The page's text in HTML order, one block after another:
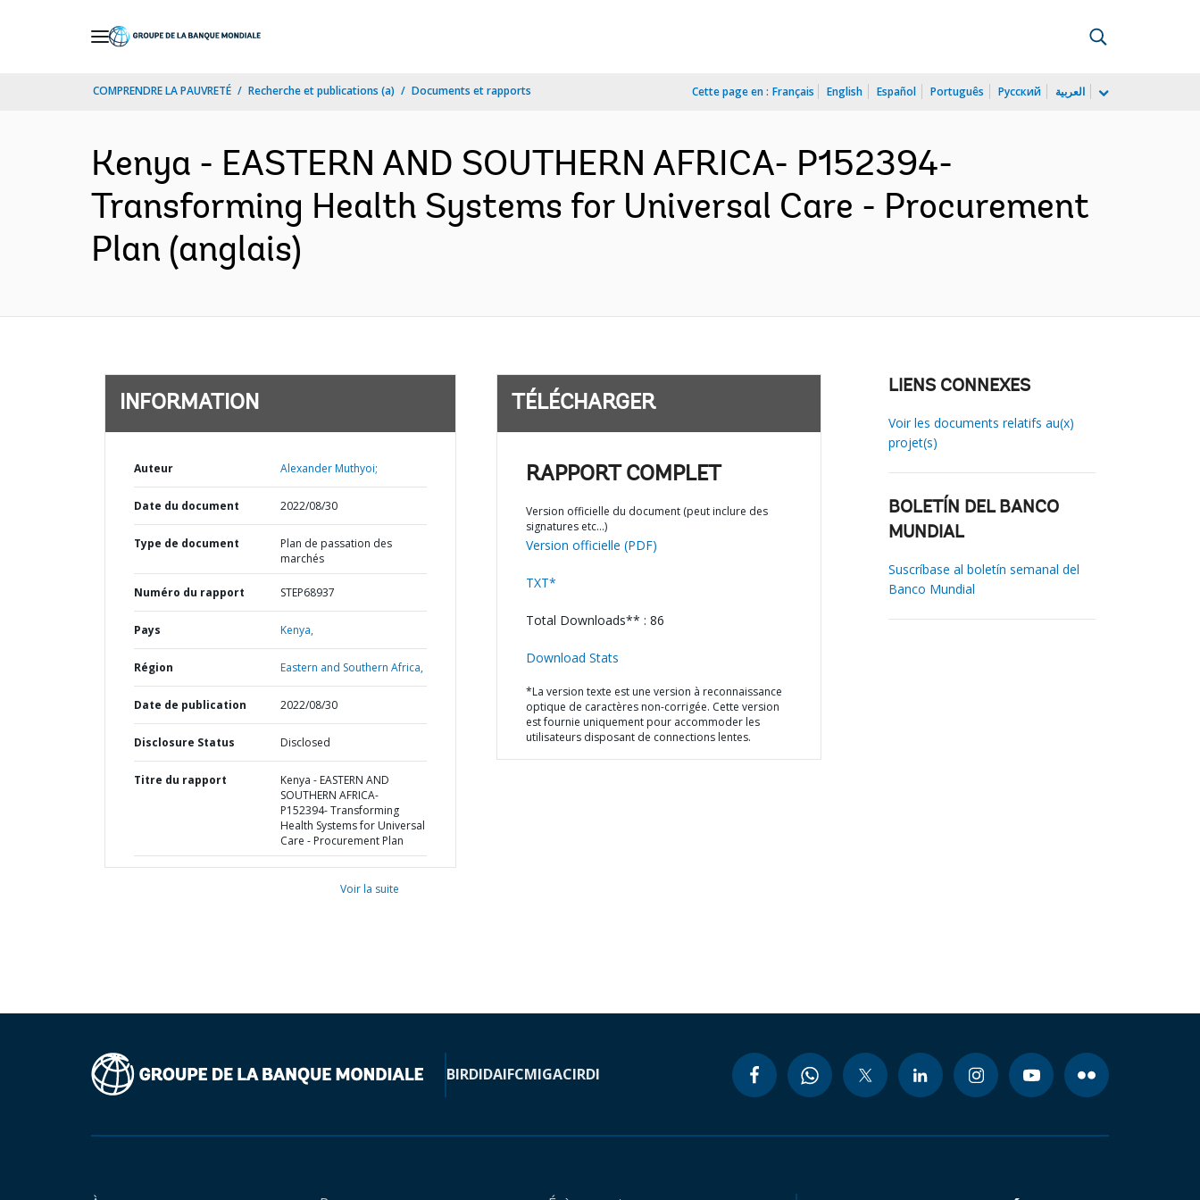
COMPRENDRE LA PAUVRETÉ Recherche et publications (a) Documents et rapports Cette page en : Français English Español Português Русский العربية
Kenya - EASTERN AND SOUTHERN AFRICA- P152394-
Transforming Health Systems for Universal Care - Procurement
Plan (anglais)
INFORMATION
Auteur Alexander Muthyoi;
Date du document 2022/08/30
Type de document
Plan de passation des
marchés
Numéro du rapport STEP68937
Pays Kenya,
Région Eastern and Southern Africa,
Date de publication 2022/08/30
Disclosure Status Disclosed
Titre du rapport
Kenya - EASTERN AND
SOUTHERN AFRICA-
P152394- Transforming
Health Systems for Universal
Care - Procurement Plan
Voir la suite
TÉLÉCHARGER
RAPPORT COMPLET
Version officielle du document (peut inclure des
signatures etc…)
Version officielle (PDF)
TXT*
Total Downloads** : 86
Download Stats
*La version texte est une version à reconnaissance
optique de caractères non-corrigée. Cette version
est fournie uniquement pour accommoder les
utilisateurs disposant de connections lentes.
LIENS CONNEXES
Voir les documents relatifs au(x)
projet(s)
BOLETÍN DEL BANCO
MUNDIAL
Suscríbase al boletín semanal del
Banco Mundial
BIRDIDAIFCMIGACIRDI